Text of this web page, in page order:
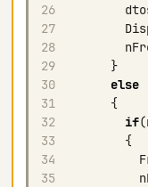
26
27
28
29
}
30
else
31
{
32
if(
33
{
34
35